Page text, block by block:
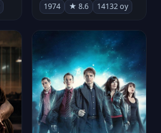
1974 ★ 8.6 14132 oy